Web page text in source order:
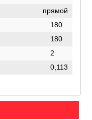
прямой
180
180
2
0,113